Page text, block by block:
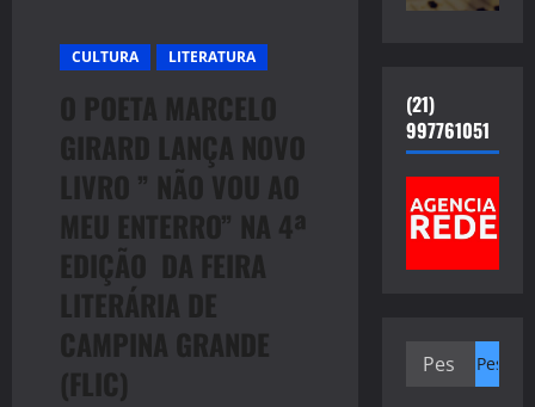
CULTURA LITERATURA
O POETA MARCELO
GIRARD LANÇA NOVO
LIVRO ” NÃO VOU AO
MEU ENTERRO” NA 4ª
EDIÇÃO DA FEIRA
LITERÁRIA DE
CAMPINA GRANDE
(FLIC)
(21)
997761051
Pesquisar